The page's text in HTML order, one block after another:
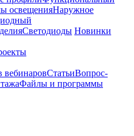
освещенияНаружное
Светодиоды Новинки
вебинаровСтатьиВопрос-
Файлы и программы